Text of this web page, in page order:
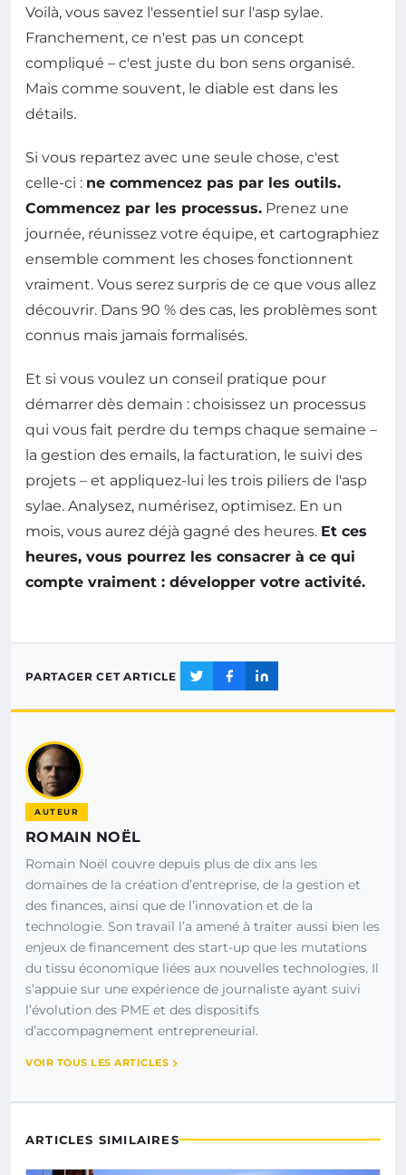
Voilà, vous savez l'essentiel sur l'asp sylae.
Franchement, ce n'est pas un concept
compliqué – c'est juste du bon sens organisé.
Mais comme souvent, le diable est dans les
détails.
Si vous repartez avec une seule chose, c'est
celle-ci : ne commencez pas par les outils.
Commencez par les processus. Prenez une
journée, réunissez votre équipe, et cartographiez
ensemble comment les choses fonctionnent
vraiment. Vous serez surpris de ce que vous allez
découvrir. Dans 90 % des cas, les problèmes sont
connus mais jamais formalisés.
Et si vous voulez un conseil pratique pour
démarrer dès demain : choisissez un processus
qui vous fait perdre du temps chaque semaine –
la gestion des emails, la facturation, le suivi des
projets – et appliquez-lui les trois piliers de l'asp
sylae. Analysez, numérisez, optimisez. En un
mois, vous aurez déjà gagné des heures. Et ces
heures, vous pourrez les consacrer à ce qui
compte vraiment : développer votre activité.
PARTAGER CET ARTICLE
AUTEUR
ROMAIN NOËL
Romain Noël couvre depuis plus de dix ans les
domaines de la création d’entreprise, de la gestion et
des finances, ainsi que de l’innovation et de la
technologie. Son travail l’a amené à traiter aussi bien les
enjeux de financement des start-up que les mutations
du tissu économique liées aux nouvelles technologies. Il
s’appuie sur une expérience de journaliste ayant suivi
l’évolution des PME et des dispositifs
d’accompagnement entrepreneurial.
VOIR TOUS LES ARTICLES
ARTICLES SIMILAIRES